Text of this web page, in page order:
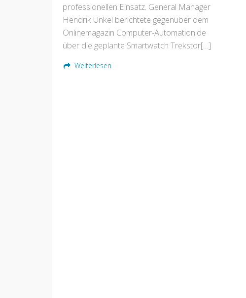
professionellen Einsatz. General Manager
Hendrik Unkel berichtete gegenüber dem
Onlinemagazin Computer-Automation.de
über die geplante Smartwatch Trekstor[…]
Weiterlesen